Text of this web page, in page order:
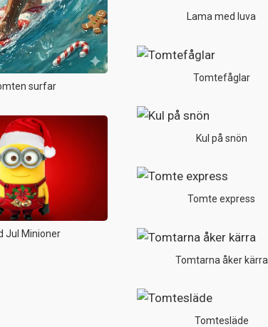
surfar
Jul Minioner
Lama med luva
Tomtefåglar
Kul på snön
Tomte express
Tomtarna åker kärra
Tomtesläde